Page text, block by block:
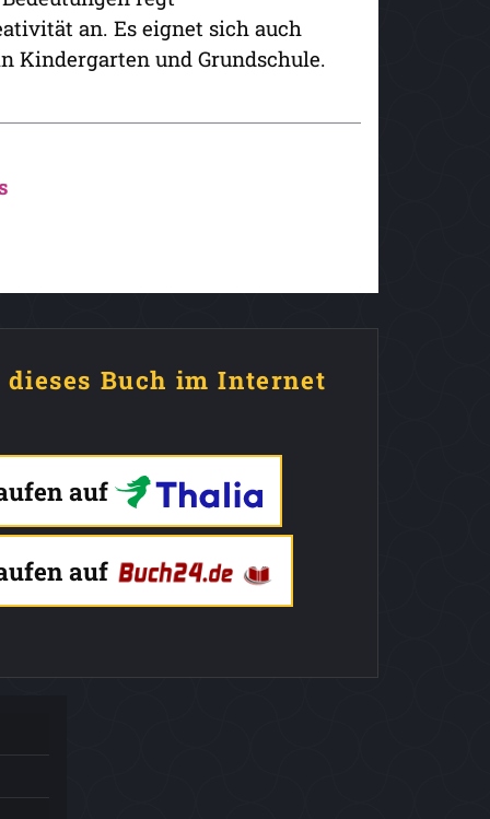
an. Es eignet sich auch
Kindergarten und Grundschule.
dieses Buch im Internet
auf
auf